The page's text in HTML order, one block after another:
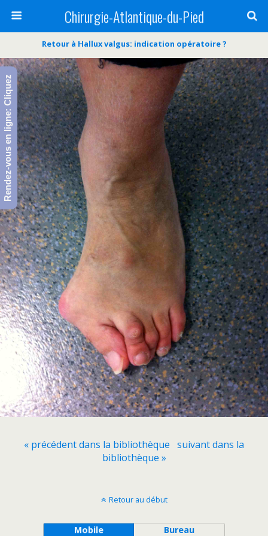
Chirurgie-Atlantique-du-Pied
Retour à Hallux valgus: indication opératoire ?
« précédent dans la bibliothèque suivant dans la
bibliothèque »
Retour au début
Mobile Bureau
Rendez-vous en ligne: Cliquez